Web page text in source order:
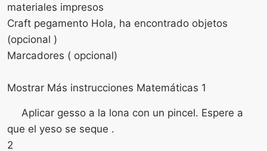
materiales impresos
Craft pegamento Hola, ha encontrado objetos
(opcional )
Marcadores ( opcional)
Mostrar Más instrucciones Matemáticas 1
Aplicar gesso a la lona con un pincel. Espere a
que el yeso se seque .
2